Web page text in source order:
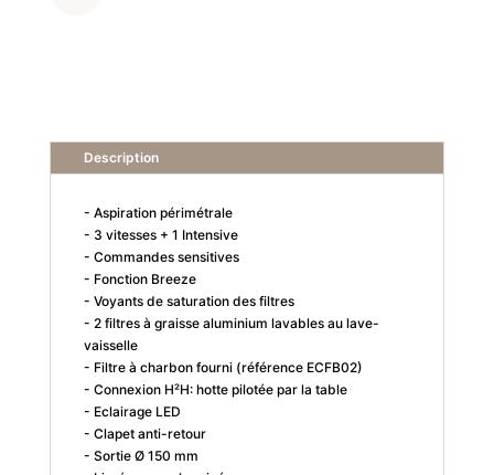
Description
- Aspiration périmétrale
- 3 vitesses + 1 Intensive
- Commandes sensitives
- Fonction Breeze
- Voyants de saturation des filtres
- 2 filtres à graisse aluminium lavables au lave-
vaisselle
- Filtre à charbon fourni (référence ECFB02)
- Connexion H²H: hotte pilotée par la table
- Eclairage LED
- Clapet anti-retour
- Sortie Ø 150 mm